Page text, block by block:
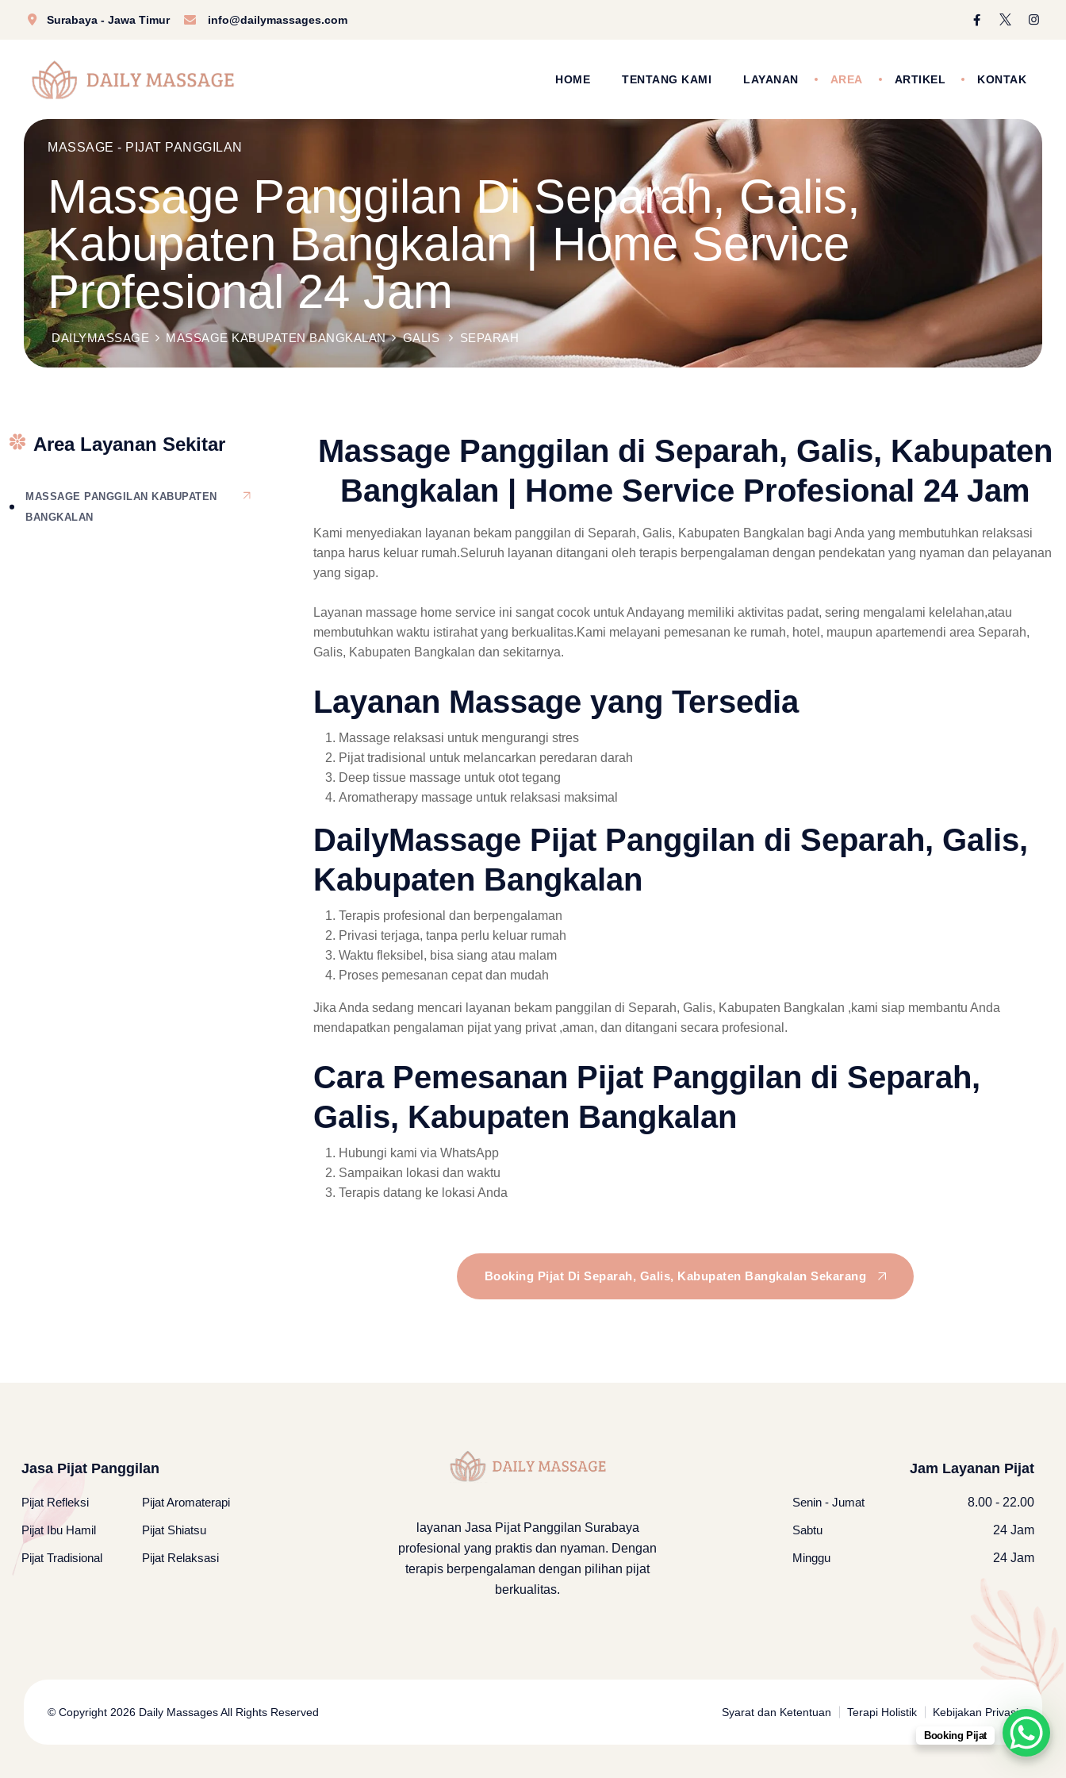
Surabaya - Jawa Timur info@dailymassages.com
HOME TENTANG KAMI LAYANAN AREA ARTIKEL KONTAK
MASSAGE - PIJAT PANGGILAN
Massage Panggilan Di Separah, Galis,
Kabupaten Bangkalan | Home Service
Profesional 24 Jam
DAILYMASSAGE MASSAGE KABUPATEN BANGKALAN GALIS SEPARAH
Massage Panggilan di Separah, Galis, Kabupaten
Bangkalan | Home Service Profesional 24 Jam
Kami menyediakan layanan bekam panggilan di Separah, Galis, Kabupaten Bangkalan bagi Anda yang membutuhkan relaksasi
tanpa harus keluar rumah.Seluruh layanan ditangani oleh terapis berpengalaman dengan pendekatan yang nyaman dan pelayanan
yang sigap.
Layanan massage home service ini sangat cocok untuk Andayang memiliki aktivitas padat, sering mengalami kelelahan,atau
membutuhkan waktu istirahat yang berkualitas.Kami melayani pemesanan ke rumah, hotel, maupun apartemendi area Separah,
Galis, Kabupaten Bangkalan dan sekitarnya.
Layanan Massage yang Tersedia
Massage relaksasi untuk mengurangi stres
Pijat tradisional untuk melancarkan peredaran darah
Deep tissue massage untuk otot tegang
Aromatherapy massage untuk relaksasi maksimal
DailyMassage Pijat Panggilan di Separah, Galis,
Kabupaten Bangkalan
Terapis profesional dan berpengalaman
Privasi terjaga, tanpa perlu keluar rumah
Waktu fleksibel, bisa siang atau malam
Proses pemesanan cepat dan mudah
Jika Anda sedang mencari layanan bekam panggilan di Separah, Galis, Kabupaten Bangkalan ,kami siap membantu Anda
mendapatkan pengalaman pijat yang privat ,aman, dan ditangani secara profesional.
Cara Pemesanan Pijat Panggilan di Separah,
Galis, Kabupaten Bangkalan
Hubungi kami via WhatsApp
Sampaikan lokasi dan waktu
Terapis datang ke lokasi Anda
Booking Pijat Di Separah, Galis, Kabupaten Bangkalan Sekarang
Area Layanan Sekitar
MASSAGE PANGGILAN KABUPATEN
BANGKALAN
Jasa Pijat Panggilan
Pijat Refleksi Pijat Aromaterapi
Pijat Ibu Hamil Pijat Shiatsu
Pijat Tradisional Pijat Relaksasi
layanan Jasa Pijat Panggilan Surabaya
profesional yang praktis dan nyaman. Dengan
terapis berpengalaman dengan pilihan pijat
berkualitas.
Jam Layanan Pijat
Senin - Jumat 8.00 - 22.00
Sabtu 24 Jam
Minggu 24 Jam
© Copyright 2026 Daily MassagesAll Rights Reserved Syarat dan Ketentuan Terapi Holistik Kebijakan Privasi
Booking Pijat